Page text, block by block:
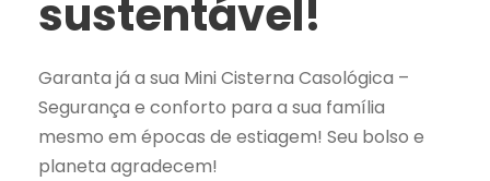
E
o
F
i
l
sustentável!
Garanta já a sua Mini Cisterna Casológica –
Segurança e conforto para a sua família
mesmo em épocas de estiagem! Seu bolso e
planeta agradecem!